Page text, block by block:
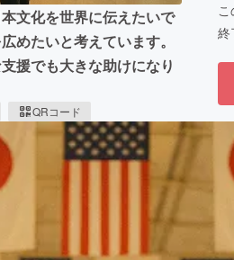
文化を世界に伝えたいで
めたいと考えています。
援でも大きな助けになり
QRコード
こ
終